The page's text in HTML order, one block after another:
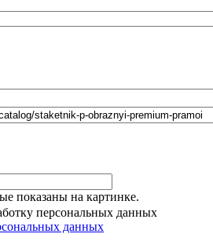
показаны на картинке.
персональных данных
данных